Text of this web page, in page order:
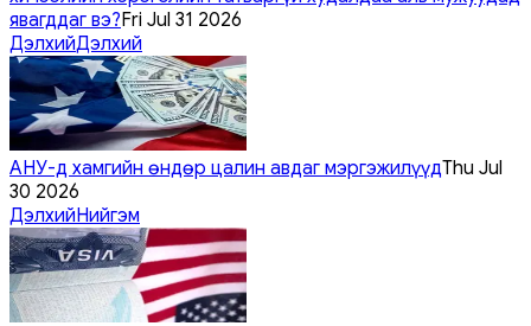
явагддаг вэ?Fri Jul 31 2026
ДэлхийДэлхий
АНУ-д хамгийн өндөр цалин авдаг мэргэжилүүдThu Jul
30 2026
ДэлхийНийгэм